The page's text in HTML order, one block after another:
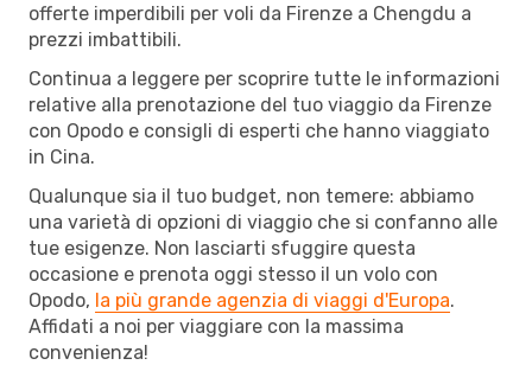
offerte imperdibili per voli da Firenze a Chengdu a
prezzi imbattibili.
Continua a leggere per scoprire tutte le informazioni
relative alla prenotazione del tuo viaggio da Firenze
con Opodo e consigli di esperti che hanno viaggiato
in Cina.
Qualunque sia il tuo budget, non temere: abbiamo
una varietà di opzioni di viaggio che si confanno alle
tue esigenze. Non lasciarti sfuggire questa
occasione e prenota oggi stesso il un volo con
Opodo, la più grande agenzia di viaggi d'Europa.
Affidati a noi per viaggiare con la massima
convenienza!